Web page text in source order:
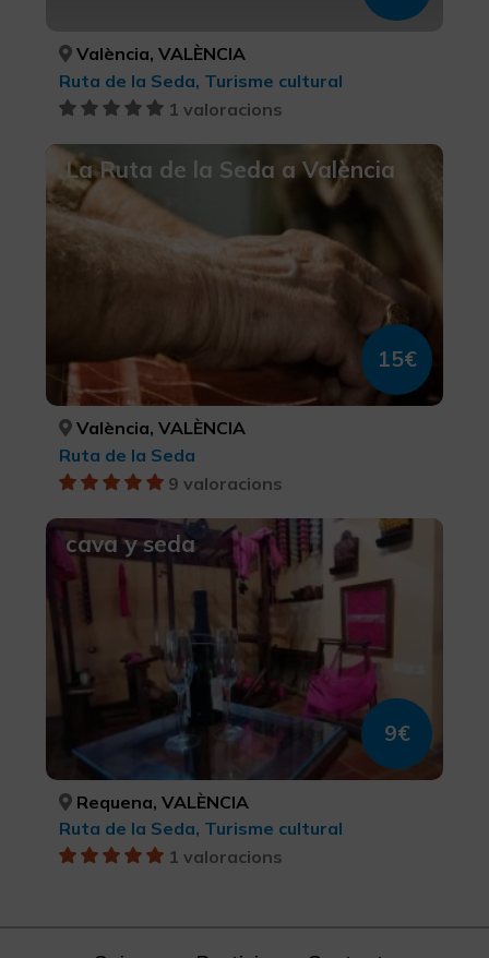
València, VALÈNCIA
Ruta de la Seda, Turisme cultural
1 valoracions
La Ruta de la Seda a València
15€
València, VALÈNCIA
Ruta de la Seda
9 valoracions
cava y seda
9€
Requena, VALÈNCIA
Ruta de la Seda, Turisme cultural
1 valoracions